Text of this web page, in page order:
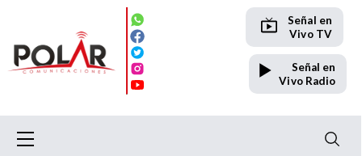
Señal en
Vivo TV
Señal en
Vivo Radio